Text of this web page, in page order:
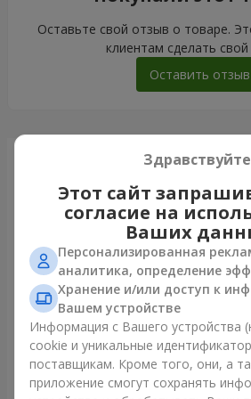
Оставьте свой отзыв о товаре.
клиентам сделать
Оставить отзыв
Только что
Букет
Этот сайт
согласие на
Ваших
Персонализированная
аналитика, определение
Хранение и/или доступ к
Вашем устройстве
Информация с Вашего устройства
cookie и уникальные
поставщикам. Кроме того, они, а
приложение смогут сохранять